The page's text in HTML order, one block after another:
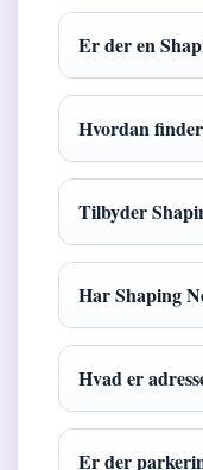
Er der en
Hvordan
Tilbyder
Har Shaping
Hvad er
Er der